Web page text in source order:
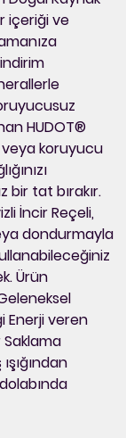
içeriği ve
HUDOT®
veya koruyucu
bir tat bırakır.
İncir Reçeli,
dondurmayla
Ürün
Enerji veren